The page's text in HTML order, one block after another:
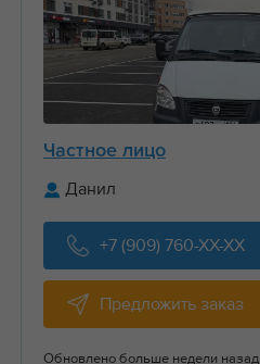
Частное лицо
Данил
+7 (909) 760-XX-XX
Предложить заказ
Обновлено больше недели назад